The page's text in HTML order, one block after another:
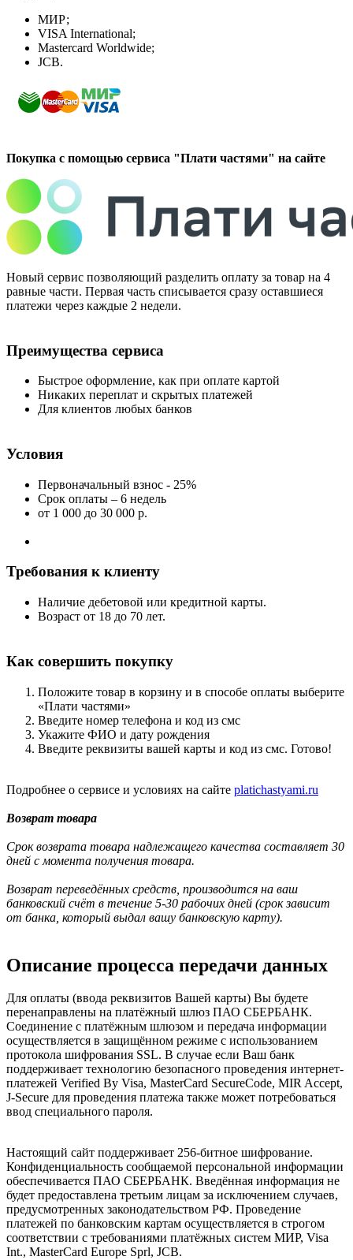
МИР;
VISA International;
Mastercard Worldwide;
JCB.
Покупка с помощью сервиса "Плати частями" на сайте
Новый сервис позволяющий разделить оплату за товар на 4
равные части. Первая часть списывается сразу оставшиеся
платежи через каждые 2 недели.
Преимущества сервиса
Быстрое оформление, как при оплате картой
Никаких переплат и скрытых платежей
Для клиентов любых банков
Условия
Первоначальный взнос - 25%
Срок оплаты – 6 недель
от 1 000 до 30 000 р.
Требования к клиенту
Наличие дебетовой или кредитной карты.
Возраст от 18 до 70 лет.
Как совершить покупку
Положите товар в корзину и в способе оплаты выберите
«Плати частями»
Введите номер телефона и код из смс
Укажите ФИО и дату рождения
Введите реквизиты вашей карты и код из смс. Готово!
Подробнее о сервисе и условиях на сайте platichastyami.ru
Возврат товара
Срок возврата товара надлежащего качества составляет 30
дней с момента получения товара.
Возврат переведённых средств, производится на ваш
банковский счёт в течение 5-30 рабочих дней (срок зависит
от банка, который выдал вашу банковскую карту).
Описание процесса передачи данных
Для оплаты (ввода реквизитов Вашей карты) Вы будете
перенаправлены на платёжный шлюз ПАО СБЕРБАНК.
Соединение с платёжным шлюзом и передача информации
осуществляется в защищённом режиме с использованием
протокола шифрования SSL. В случае если Ваш банк
поддерживает технологию безопасного проведения интернет-
платежей Verified By Visa, MasterCard SecureCode, MIR Accept,
J-Secure для проведения платежа также может потребоваться
ввод специального пароля.
Настоящий сайт поддерживает 256-битное шифрование.
Конфиденциальность сообщаемой персональной информации
обеспечивается ПАО СБЕРБАНК. Введённая информация не
будет предоставлена третьим лицам за исключением случаев,
предусмотренных законодательством РФ. Проведение
платежей по банковским картам осуществляется в строгом
соответствии с требованиями платёжных систем МИР, Visa
Int., MasterCard Europe Sprl, JCB.